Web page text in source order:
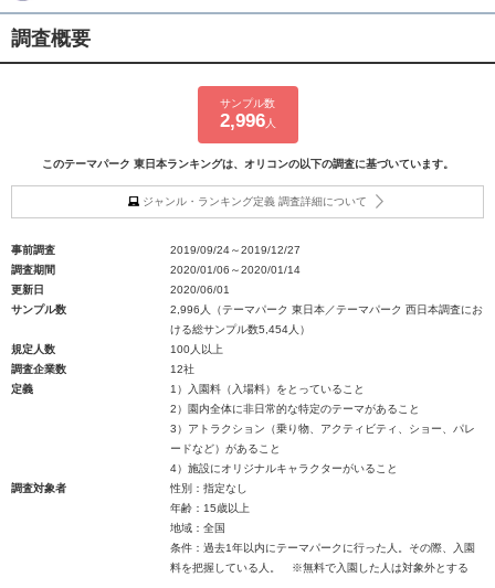
調査概要
サンプル数
2,996人
このテーマパーク 東日本ランキングは、オリコンの以下の調査に基づいています。
ジャンル・ランキング定義 調査詳細について
事前調査
2019/09/24～2019/12/27
調査期間
2020/01/06～2020/01/14
更新日
2020/06/01
サンプル数
2,996人（テーマパーク 東日本／テーマパーク 西日本調査にお
ける総サンプル数5,454人）
規定人数
100人以上
調査企業数
12社
定義
1）入園料（入場料）をとっていること
2）園内全体に非日常的な特定のテーマがあること
3）アトラクション（乗り物、アクティビティ、ショー、パレ
ードなど）があること
4）施設にオリジナルキャラクターがいること
調査対象者
性別：指定なし
年齢：15歳以上
地域：全国
条件：過去1年以内にテーマパークに行った人。その際、入園
料を把握している人。 ※無料で入園した人は対象外とする